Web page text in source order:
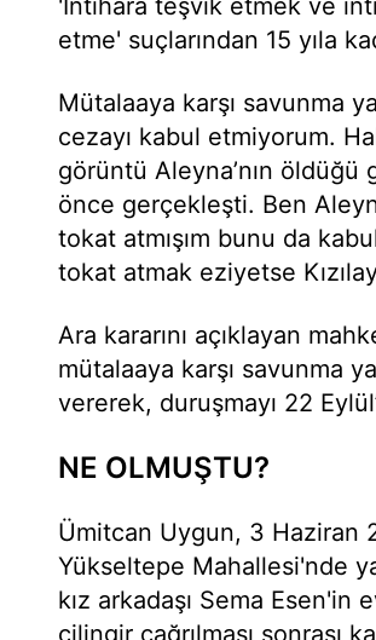
'İntihara teşvik etmek ve
etme' suçlarından 15 yıla
Mütalaaya karşı savunma
cezayı kabul etmiyorum.
görüntü Aleyna’nın öldüğü
önce gerçekleşti. Ben
tokat atmışım bunu da
tokat atmak eziyetse
Ara kararını açıklayan
mütalaaya karşı savunma
vererek, duruşmayı 22
NE OLMUŞTU?
Ümitcan Uygun, 3 Haziran
Yükseltepe Mahallesi'nde
kız arkadaşı Sema Esen'in
çilingir çağrılması sonrası